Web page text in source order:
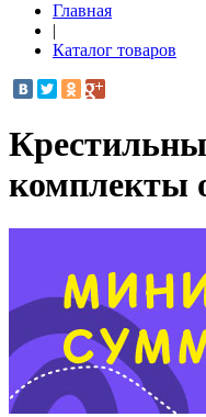
Главная
|
Каталог товаров
комплекты